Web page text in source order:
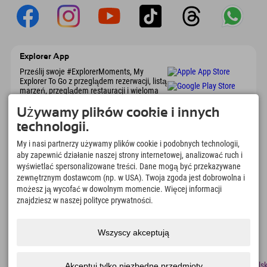
Explorer App
Prześlij swoje #ExplorerMoments, My
Explorer To Go z przeglądem rezerwacji, listą
marzeń, przeglądem restauracji i wieloma
Czas na chwile odkrywcy
166
Jeziora górskie i baseny
rekreacyjne
4.634km
Stoki do jazdy na nartach i
snowboardzie
8.991km
Szlaki do pieszych
wędrówek i wspinaczki
97%
Używamy plików cookie i innych
technologii.
My i nasi partnerzy używamy plików cookie i podobnych technologii,
aby zapewnić działanie naszej strony internetowej, analizować ruch i
wyświetlać spersonalizowane treści. Dane mogą być przekazywane
zewnętrznym dostawcom (np. w USA). Twoja zgoda jest dobrowolna i
możesz ją wycofać w dowolnym momencie. Więcej informacji
znajdziesz w naszej polityce prywatności.
Wszyscy akceptują